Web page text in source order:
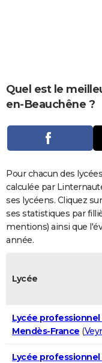
Carte de Noël
Carte Bonne année
Carte Saint-Valentin
Carte Pâques
Carte d'anniversaire
DICTIONNAIRE
Dictionnaire
Biographies
Citations
Expressions
Proverbes
PROGRAMME TV
COPAINS D'AVANT
S'inscrire
Se connecter
Lycées
Collèges
Primaires
Universités
Entreprises
Service militaire
Avis de recherche
AVIS DE DÉCÈS
FORUM
Bricolage
Lifestyle
Culture
Television
Voyage
Cinema
Quel est le
en-Beauchêne ?
Pour chacun des
calculée par
ses lycéens. Cliquez
ses statistiques par
mentions) ainsi que
année.
Lycée
Lycée professionnel
Mendès-France (
Lycée professionnel